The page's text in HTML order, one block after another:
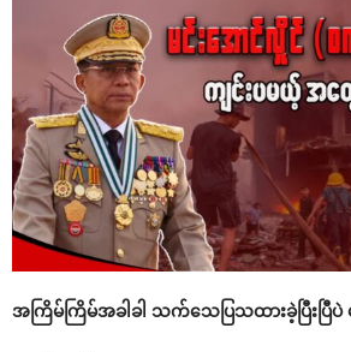
အကြိမ်ကြိမ်အခါခါ သက်သေပြသထားခဲ့ပြီးပြီ